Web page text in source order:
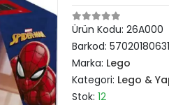
Ürün Kodu:26A000
Barkod:
Marka: Lego
Kategori: Lego &
Stok:12